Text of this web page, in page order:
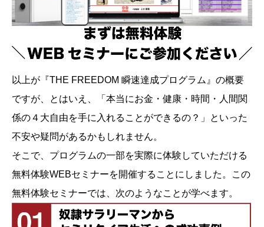
以上が『THE FREEDOM 瞬速達成プログラム』の概要
ですが、とはいえ、「本当にお金・健康・時間・人間関
係の４大自由を手に入れることができるの？」といった
不安や疑問があるかもしれません。
そこで、プログラムの一部を実際に体験していただける
無料体験WEBセミナーを開催することにしました。この
無料体験セミナーでは、次のようなことが学べます。